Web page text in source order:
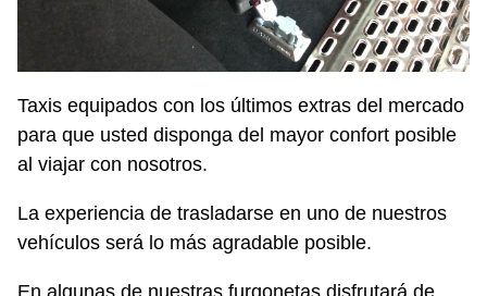
Taxis equipados con los últimos extras del mercado
para que usted disponga del mayor confort posible
al viajar con nosotros.
La experiencia de trasladarse en uno de nuestros
vehículos será lo más agradable posible.
En algunas de nuestras furgonetas disfrutará de